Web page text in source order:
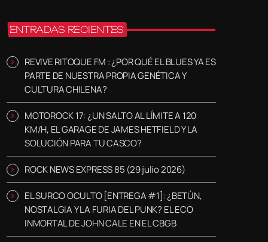
ENTRADAS RECIENTES
REVIVE RITOQUE FM : ¿POR QUÉ EL BLUES YA ES
PARTE DE NUESTRA PROPIA GENÉTICA Y
CULTURA CHILENA?
MOTOROCK 17: ¿UN SALTO AL LÍMITE A 120
KM/H, EL GARAGE DE JAMES HETFIELD Y LA
SOLUCIÓN PARA TU CASCO?
ROCK NEWS EXPRESS 85 (29 julio 2026)
EL SURCO OCULTO [ENTREGA #1]: ¿BETÚN,
NOSTALGIA Y LA FURIA DEL PUNK? EL ECO
INMORTAL DE JOHN CALE EN EL CBGB